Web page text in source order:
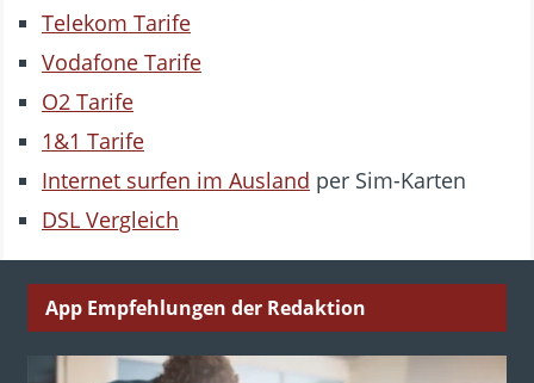
Telekom Tarife
Vodafone Tarife
O2 Tarife
1&1 Tarife
Internet surfen im Ausland per Sim-Karten
DSL Vergleich
App Empfehlungen der Redaktion